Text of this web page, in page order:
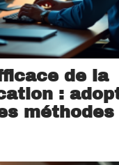
de la
:
méthodes